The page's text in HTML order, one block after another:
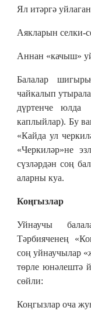
Ял итәргә
Аякларын селки-
Аннан «качыш»
Балалар
чайкалып
дүртенче юлда
каплыйлар). Бу
«Кайда ул
«Черкиләр»не
сүзләрдән соң
аларны куа.
Коңгызлар
Уйнаучы
Тәрбияченең
соң уйнаучылар
төрле юнәлештә
сөйли:
Коңгызлар оча